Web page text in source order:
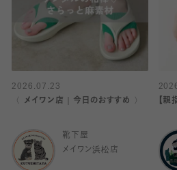
2026.07.23
〈 メイワン店｜今日のおすすめ 〉
靴下屋
メイワン浜松店
【